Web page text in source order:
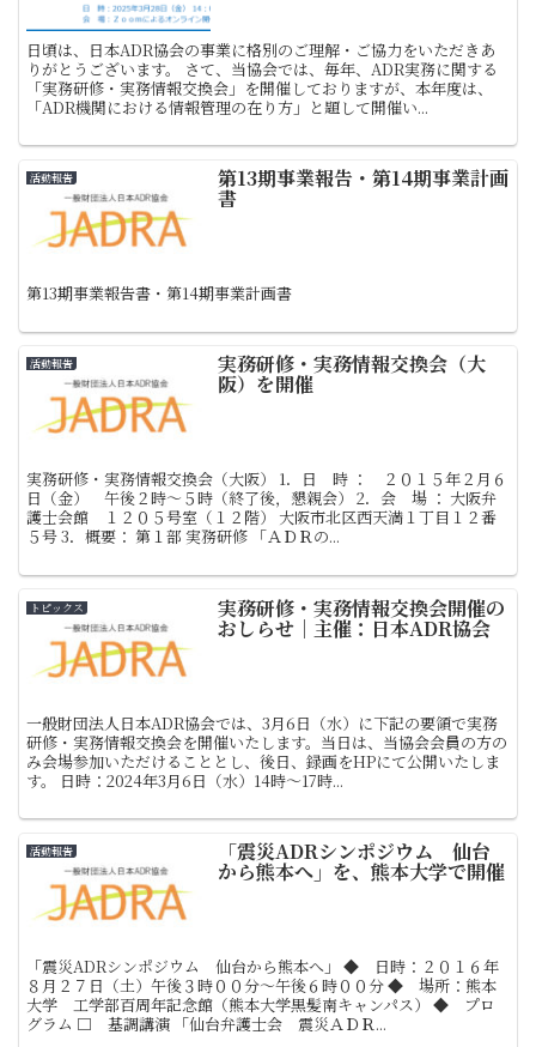
日頃は、日本ADR協会の事業に格別のご理解・ご協力をいただきあ
りがとうございます。 さて、当協会では、毎年、ADR実務に関する
「実務研修・実務情報交換会」を開催しておりますが、本年度は、
「ADR機関における情報管理の在り方」と題して開催い...
活動報告 第13期事業報告・第14期事業計画
書
第13期事業報告書・第14期事業計画書
活動報告 実務研修・実務情報交換会（大
阪）を開催
実務研修・実務情報交換会（大阪） 1．日 時 ： ２０１５年２月６
日（金） 午後２時～５時（終了後，懇親会） 2．会 場 ： 大阪弁
護士会館 １２０５号室（１２階） 大阪市北区西天満１丁目１２番
５号 3．概要： 第１部 実務研修 「ＡＤＲの...
トピックス 実務研修・実務情報交換会開催の
おしらせ｜主催：日本ADR協会
一般財団法人日本ADR協会では、3月6日（水）に下記の要領で実務
研修・実務情報交換会を開催いたします。当日は、当協会会員の方の
み会場参加いただけることとし、後日、録画をHPにて公開いたしま
す。 日時：2024年3月6日（水）14時～17時...
活動報告 「震災ADRシンポジウム 仙台
から熊本へ」を、熊本大学で開催
「震災ADRシンポジウム 仙台から熊本へ」 ◆ 日時：２０１６年
８月２７日（土）午後３時００分～午後６時００分 ◆ 場所：熊本
大学 工学部百周年記念館（熊本大学黒髪南キャンパス） ◆ プロ
グラム □ 基調講演 「仙台弁護士会 震災ＡＤＲ...